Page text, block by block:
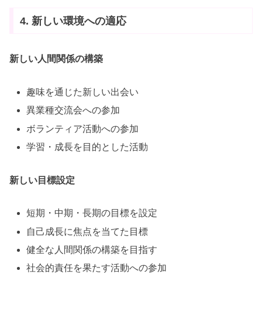
4. 新しい環境への適応
新しい人間関係の構築
趣味を通じた新しい出会い
異業種交流会への参加
ボランティア活動への参加
学習・成長を目的とした活動
新しい目標設定
短期・中期・長期の目標を設定
自己成長に焦点を当てた目標
健全な人間関係の構築を目指す
社会的責任を果たす活動への参加